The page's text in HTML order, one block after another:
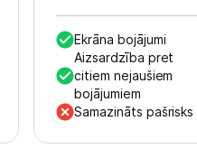
Ekrāna bojājumi
Aizsardzība pret
citiem nejaušiem
bojājumiem
Samazināts pašrisks